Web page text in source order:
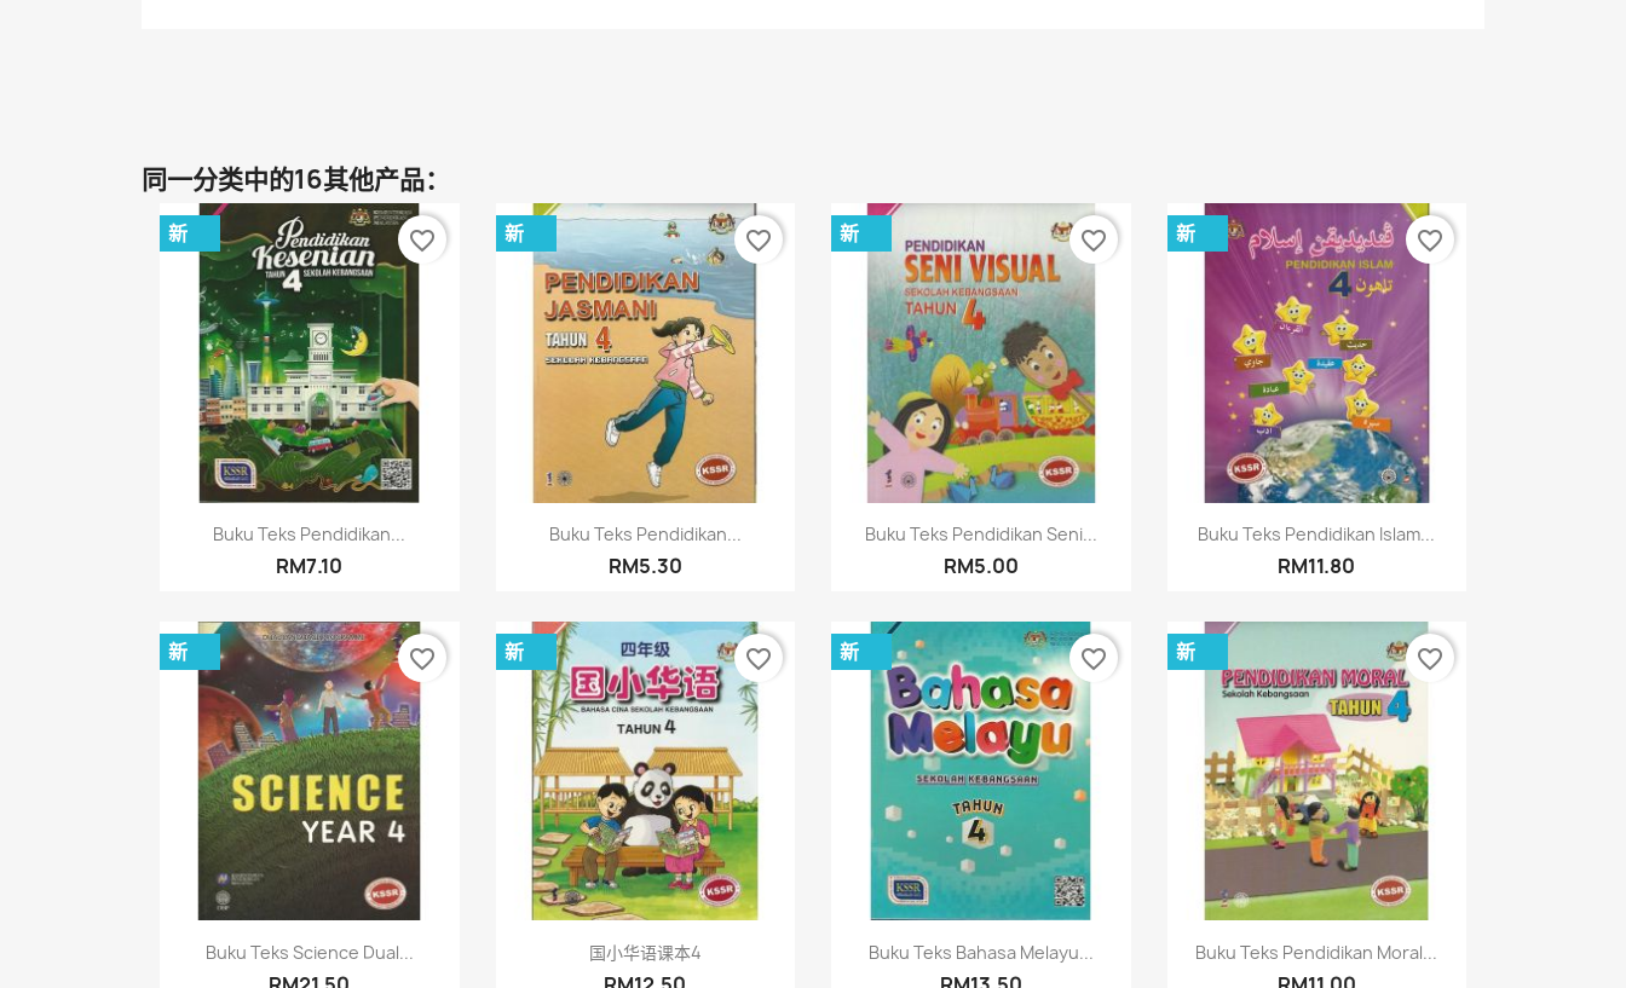
同一分类中的16其他产品：
快速查看
Buku Teks Pendidikan...
RM7.10
新 favorite_border
快速查看
Buku Teks Pendidikan...
RM5.30
新 favorite_border
快速查看
Buku Teks Pendidikan Seni...
RM5.00
新 favorite_border
快速查看
Buku Teks Pendidikan Islam...
RM11.80
新 favorite_border
快速查看
Buku Teks Science Dual...
新 favorite_border
快速查看
国小华语课本4
新 favorite_border
 快速查看
Buku Teks Bahasa Melayu...
新 favorite_border
快速查看
Buku Teks Pendidikan Moral...
新 favorite_border